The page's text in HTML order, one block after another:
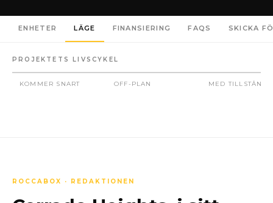
ENHETER LÄGE FINANSIERING FAQS SKICKA
PROJEKTETS LIVSCYKEL
KOMMER SNART OFF-PLAN MED TILLSTÅND
ROCCABOX · REDAKTIONEN